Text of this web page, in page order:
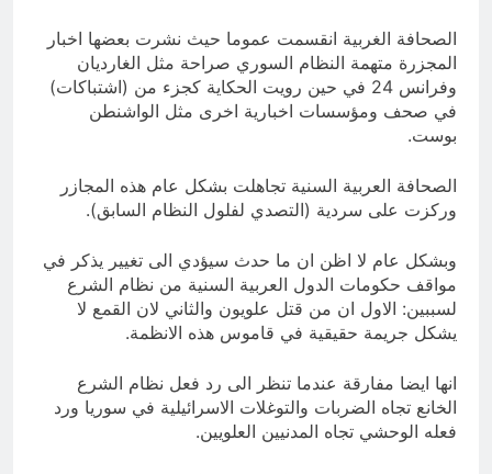
الصحافة الغربية انقسمت عموما حيث نشرت بعضها اخبار
المجزرة متهمة النظام السوري صراحة مثل الغارديان
وفرانس 24 في حين رويت الحكاية كجزء من (اشتباكات)
في صحف ومؤسسات اخبارية اخرى مثل الواشنطن
بوست.
الصحافة العربية السنية تجاهلت بشكل عام هذه المجازر
وركزت على سردية (التصدي لفلول النظام السابق).
وبشكل عام لا اظن ان ما حدث سيؤدي الى تغيير يذكر في
مواقف حكومات الدول العربية السنية من نظام الشرع
لسببين: الاول ان من قتل علويون والثاني لان القمع لا
يشكل جريمة حقيقية في قاموس هذه الانظمة.
انها ايضا مفارقة عندما تنظر الى رد فعل نظام الشرع
الخانع تجاه الضربات والتوغلات الاسرائيلية في سوريا ورد
فعله الوحشي تجاه المدنيين العلويين.